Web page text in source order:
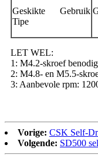
Geskikte Gebruik
Tipe
LET WEL:
1: M4.2-skroef
2: M4.8- en M5.5-
3: Aanbevole rpm:
Vorige: CSK Self-
Volgende: SD500